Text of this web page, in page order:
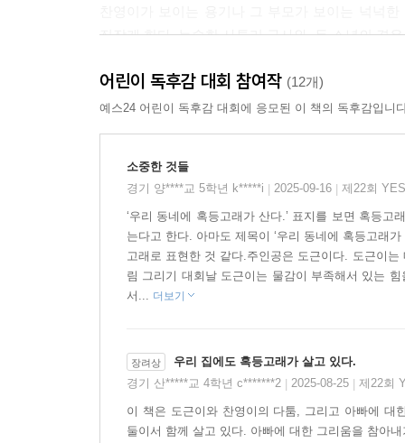
짐작케 한다. 능숙한 사투리 구사와, 두 소년의 경
어린이 독후감 대회 참여작 (12개)
예스24 어린이 독후감 대회에 응모된 이 책의 독후감입니
소중한 것들
경기 양****교 5학년 k*****i
2025-09-16 제22회
‘우리 동네에 혹등고래가 산다.’ 표지를 보면 혹등
는다고 한다. 아마도 제목이 ‘우리 동네에 혹등고래
고래로 표현한 것 같다.주인공은 도근이다. 도근이
림 그리기 대회날 도근이는 물감이 부족해서 있는
서... 더보기
장려상
우리 집에도 혹등고래가 살고 있다.
경기 산*****교 4학년 c*******2
2025-08-25 제22회
이 책은 도근이와 찬영이의 다툼, 그리고 아빠에 대
둘이서 함께 살고 있다. 아빠에 대한 그리움을 참아